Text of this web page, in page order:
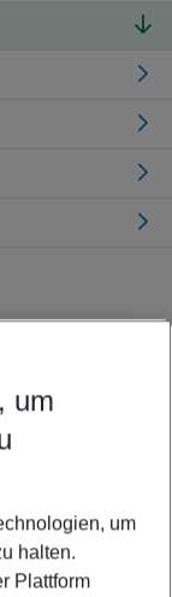
um
um
halten.
Plattform